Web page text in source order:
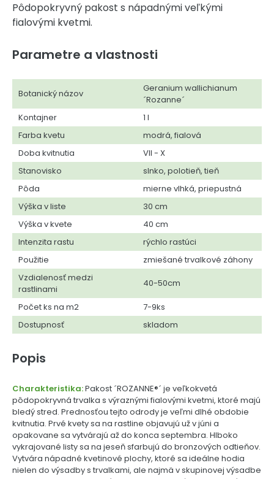
Pôdopokryvný pakost s nápadnými veľkými
fialovými kvetmi.
Parametre a vlastnosti
Botanický názov
Geranium wallichianum
´Rozanne´
Kontajner
1 l
Farba kvetu
modrá, fialová
Doba kvitnutia
VII - X
Stanovisko
slnko, polotieň, tieň
Pôda
mierne vlhká, priepustná
Výška v liste
30 cm
Výška v kvete
40 cm
Intenzita rastu
rýchlo rastúci
Použitie
zmiešané trvalkové záhony
Vzdialenosť medzi
rastlinami
40-50cm
Počet ks na m2
7-9ks
Dostupnosť
skladom
Popis
Charakteristika:Pakost ´ROZANNE®´ je veľkokvetá
pôdopokryvná trvalka s výraznými fialovými kvetmi, ktoré majú
bledý stred. Prednosťou tejto odrody je veľmi dlhé obdobie
kvitnutia. Prvé kvety sa na rastline objavujú už v júni a
opakovane sa vytvárajú až do konca septembra. Hlboko
vykrajované listy sa na jeseň sfarbujú do bronzových odtieňov.
Vytvára nápadné kvetinové plochy, ktoré sa ideálne hodia
nielen do výsadby s trvalkami, ale najmä v skupinovej výsadbe